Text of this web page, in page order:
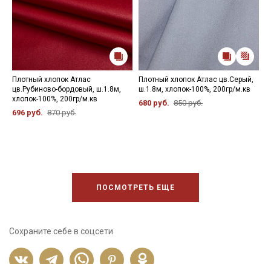
Плотный хлопок Атлас
цв.Рубиново-бордовый, ш.1.8м,
хлопок-100%, 200гр/м.кв
696 руб. 870 руб.
Плотный хлопок Атлас цв.Серый,
ш.1.8м, хлопок-100%, 200гр/м.кв
680 руб. 850 руб.
ПОСМОТРЕТЬ ЕЩЕ
Сохраните себе в соцсети